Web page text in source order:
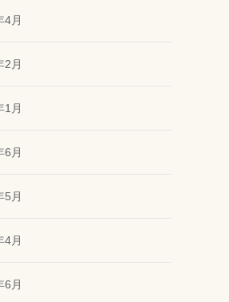
4月
2月
1月
6月
5月
4月
6月